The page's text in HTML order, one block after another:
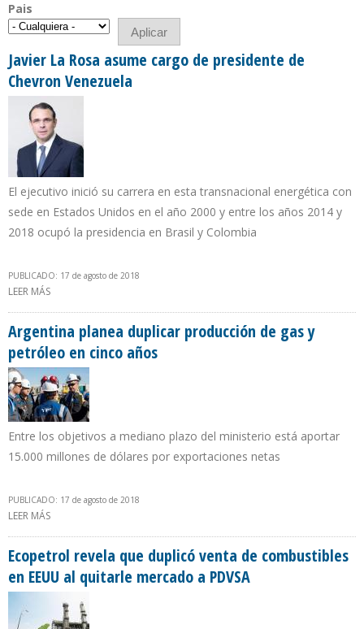
Pais
Javier La Rosa asume cargo de presidente de
Chevron Venezuela
El ejecutivo inició su carrera en esta transnacional energética con
sede en Estados Unidos en el año 2000 y entre los años 2014 y
2018 ocupó la presidencia en Brasil y Colombia
PUBLICADO: 17 de agosto de 2018
LEER MÁS
Argentina planea duplicar producción de gas y
petróleo en cinco años
Entre los objetivos a mediano plazo del ministerio está aportar
15.000 millones de dólares por exportaciones netas
PUBLICADO: 17 de agosto de 2018
LEER MÁS
Ecopetrol revela que duplicó venta de combustibles
en EEUU al quitarle mercado a PDVSA